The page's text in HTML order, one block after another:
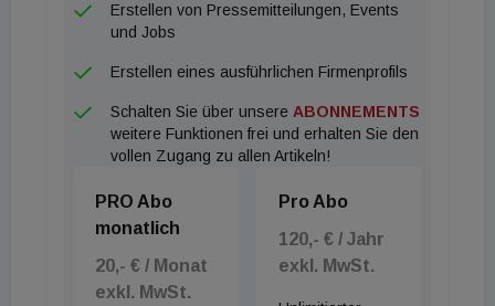
Erstellen von Pressemitteilungen, Events
und Jobs
Erstellen eines ausführlichen Firmenprofils
Schalten Sie über unsere ABONNEMENTS
weitere Funktionen frei und erhalten Sie den
vollen Zugang zu allen Artikeln!
PRO Abo
monatlich
20,- € / Monat
exkl. MwSt.
Pro Abo
120,- € / Jahr
exkl. MwSt.